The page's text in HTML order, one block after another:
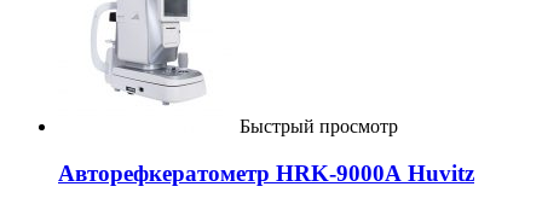
Быстрый просмотр
Авторефкератометр HRK-9000А Huvitz